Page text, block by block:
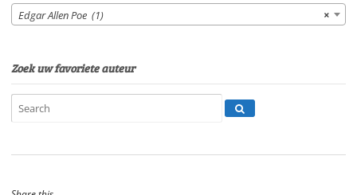
×
Edgar Allen Poe (1)
Zoek uw favoriete auteur